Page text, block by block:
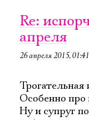
Re:
апреля
26 апреля 2015, 01:41
Особенно про
Ну и супруг